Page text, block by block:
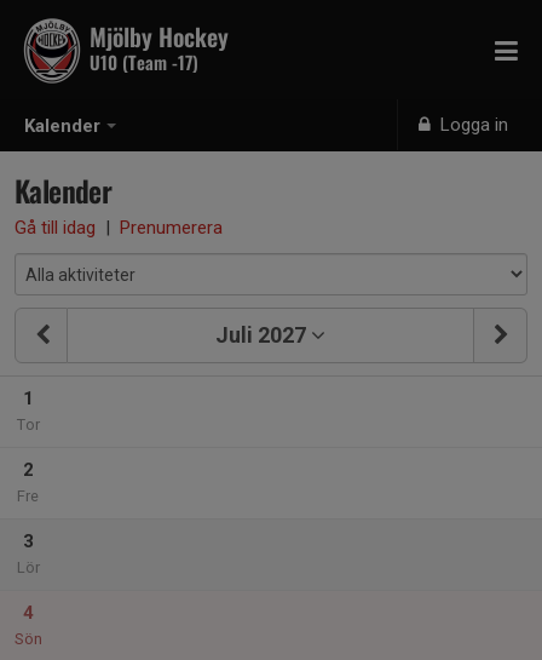
Kalender Logga in
Mjölby Hockey
U10 (Team -17)
Kalender
Gå till idag | Prenumerera
Juli 2027
1
Tor
2
Fre
3
Lör
4
Sön